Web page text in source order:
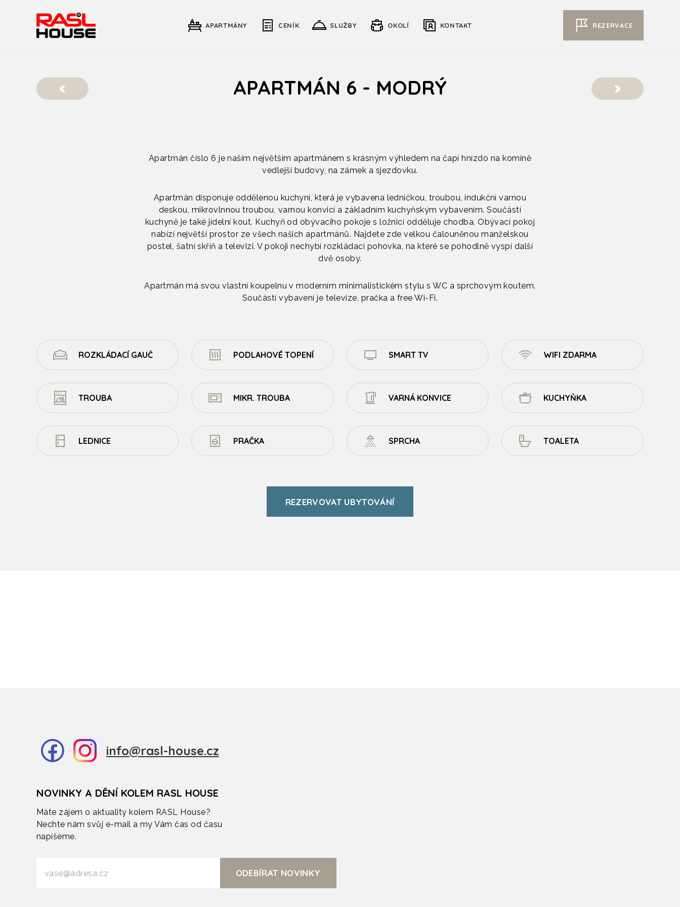
APARTMÁNY CENÍK SLUŽBY OKOLÍ KONTAKT REZERVACE
APARTMÁN 6 - MODRÝ
Apartmán číslo 6 je naším největším apartmánem s krásným výhledem na čapí hnízdo na komíně
vedlejší budovy, na zámek a sjezdovku.
Apartmán disponuje oddělenou kuchyní, která je vybavena ledničkou, troubou, indukční varnou
deskou, mikrovlnnou troubou, varnou konvicí a základním kuchyňským vybavením. Součástí
kuchyně je také jídelní kout. Kuchyň od obývacího pokoje s ložnicí odděluje chodba. Obývací pokoj
nabízí největší prostor ze všech našich apartmánů. Najdete zde velkou čalouněnou manželskou
postel, šatní skříň a televizi. V pokoji nechybí rozkládací pohovka, na které se pohodlně vyspí další
dvě osoby.
Apartmán má svou vlastní koupelnu v moderním minimalistickém stylu s WC a sprchovým koutem.
Součástí vybavení je televize, pračka a free Wi-Fi.
ROZKLÁDACÍ GAUČ PODLAHOVÉ TOPENÍ SMART TV WIFI ZDARMA
TROUBA MIKR. TROUBA VARNÁ KONVICE KUCHYŇKA
LEDNICE PRAČKA SPRCHA TOALETA
REZERVOVAT UBYTOVÁNÍ
info@rasl-house.cz
NOVINKY A DĚNÍ KOLEM RASL HOUSE
Máte zájem o aktuality kolem RASL House?
Nechte nám svůj e-mail a my Vám čas od času
napíšeme.